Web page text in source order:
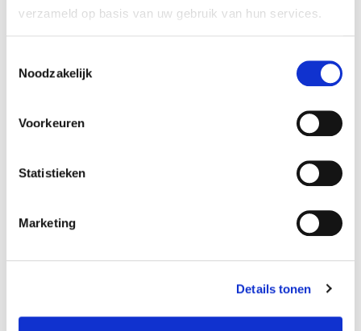
verzameld op basis van uw gebruik van hun services.
Noodzakelijk
Voorkeuren
Statistieken
Marketing
Details tonen
per stuk
1,90per stuk inclusief btw in Purmerend.
U kunt deze tegen het plafond laten zweven als
of op de grond.
afhankelijk van de afname, bij grotere bestelling
ballonnen leveren we ook